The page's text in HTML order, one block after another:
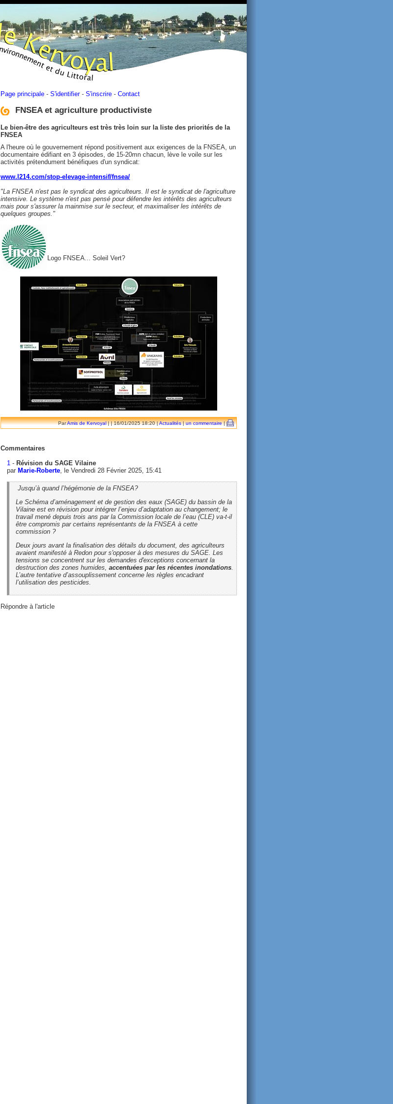
Page principale - S'identifier - S'inscrire - Contact
FNSEA et agriculture productiviste
Le bien-être des agriculteurs est très très loin sur la liste des priorités de la
FNSEA
A l'heure où le gouvernement répond positivement aux exigences de la FNSEA, un
documentaire édifiant en 3 épisodes, de 15-20mn chacun, lève le voile sur les
activités prétendument bénéfiques d'un syndicat:
www.l214.com/stop-elevage-intensif/fnsea/
"La FNSEA n'est pas le syndicat des agriculteurs. Il est le syndicat de l'agriculture
intensive. Le système n'est pas pensé pour défendre les intérêts des agriculteurs
mais pour s'assurer la mainmise sur le secteur, et maximaliser les intérêts de
quelques groupes."
Logo FNSEA... Soleil Vert?
ParAmis de Kervoyal| | 16/01/2025 18:20 |Actualités|un commentaire|
Commentaires
1- Révision du SAGE Vilaine
par Marie-Roberte, le Vendredi 28 Février 2025, 15:41
Jusqu’à quand l’hégémonie de la FNSEA?
Le Schéma d’aménagement et de gestion des eaux (SAGE) du bassin de la
Vilaine est en révision pour intégrer l’enjeu d’adaptation au changement; le
travail mené depuis trois ans par la Commission locale de l’eau (CLE) va-t-il
être compromis par certains représentants de la FNSEA à cette
commission ?
Deux jours avant la finalisation des détails du document, des agriculteurs
avaient manifesté à Redon pour s'opposer à des mesures du SAGE. Les
tensions se concentrent sur les demandes d'exceptions concernant la
destruction des zones humides, accentuées par les récentes inondations.
L’autre tentative d’assouplissement concerne les règles encadrant
l’utilisation des pesticides.
Répondre à l'article